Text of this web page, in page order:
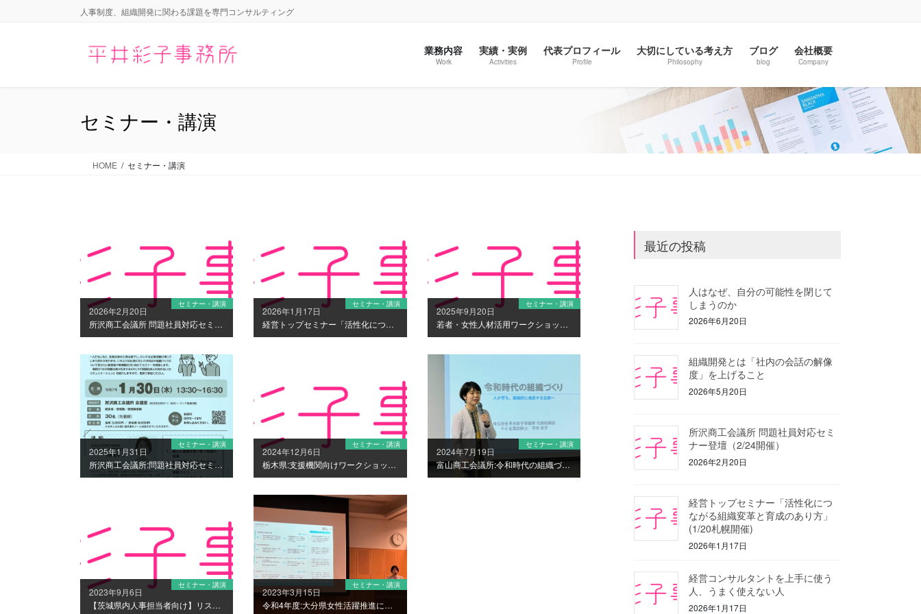
人事制度、組織開発に関わる課題を専門コンサルティング
業務内容
Work
実績・実例
Activities
代表プロフィール
Profile
大切にしている考え方
Philosophy
ブログ
blog
会社概要
Company
セミナー・講演
HOME セミナー・講演
2026年2月20日
セミナー・講演
所沢商工会議所 問題社員対応セミナー登壇（2/24開催）
2026年1月17日
セミナー・講演
経営トップセミナー「活性化につながる組織変革と育成のあり方」(1/20札幌開催)
2025年9月20日
セミナー・講演
若者・女性人材活用ワークショップ登壇
2025年1月31日
セミナー・講演
所沢商工会議所:問題社員対応セミナー登壇（1/30）
2024年12月6日
セミナー・講演
栃木県:支援機関向けワークショップ＆企業向けリスキリングワークショップ実施(11/28)
2024年7月19日
セミナー・講演
富山商工会議所:令和時代の組織づくりセミナー
2023年9月6日
セミナー・講演
【茨城県内人事担当者向け】リスキリングワークショップ開催（10/13）
2023年3月15日
セミナー・講演
令和4年度:大分県女性活躍推進による組織強化支援事業（成果報告会）
最近の投稿
人はなぜ、自分の可能性を閉じて
しまうのか
2026年6月20日
組織開発とは「社内の会話の解像
度」を上げること
2026年5月20日
所沢商工会議所 問題社員対応セミ
ナー登壇（2/24開催）
2026年2月20日
経営トップセミナー「活性化につ
ながる組織変革と育成のあり方」
(1/20札幌開催)
2026年1月17日
経営コンサルタントを上手に使う
人、うまく使えない人
2026年1月17日